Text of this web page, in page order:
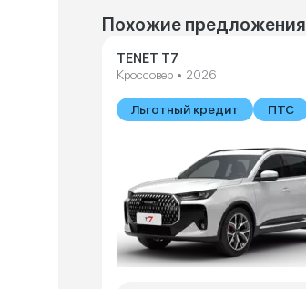
Похожие предложения
TENET T7
Кроссовер • 2026
Льготный кредит ПТС